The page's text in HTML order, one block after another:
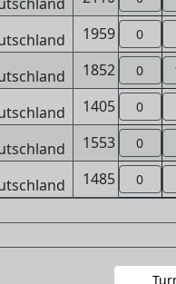
1959 0
1852 0
1405 0
1553 0
1485 0